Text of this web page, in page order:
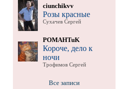
ciunchikvv
Розы красные
Сухачев Сергей
POMAHTuK
Короче, дело к
ночи
Трофимов Сергей
Все записи